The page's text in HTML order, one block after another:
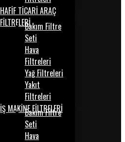
HAFİF TİCARİ ARAÇ
FİLTRELERİBakım Filtre
Seti
Hava
Filtreleri
Yağ Filtreleri
Yakıt
Filtreleri
İŞ MAKİNE FİLTRELERİ
Bakım Filtre
Seti
Hava